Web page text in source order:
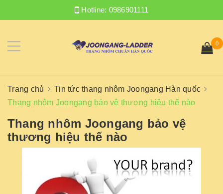
Hotline: 0986901111
0
Trang chủ
Tin tức thang nhôm Joongang Hàn quốc
Thang nhôm Joongang bảo vệ thương hiệu thế nào
Thang nhôm Joongang bảo vệ
thương hiệu thế nào